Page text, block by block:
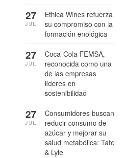
Ethica Wines refuerza
su compromiso con la
formación enológica
27
JUL
Coca-Cola FEMSA,
reconocida como una
de las empresas
líderes en
sostenibilidad
27
JUL
Consumidores buscan
reducir consumo de
azúcar y mejorar su
salud metabólica: Tate
& Lyle
27
JUL